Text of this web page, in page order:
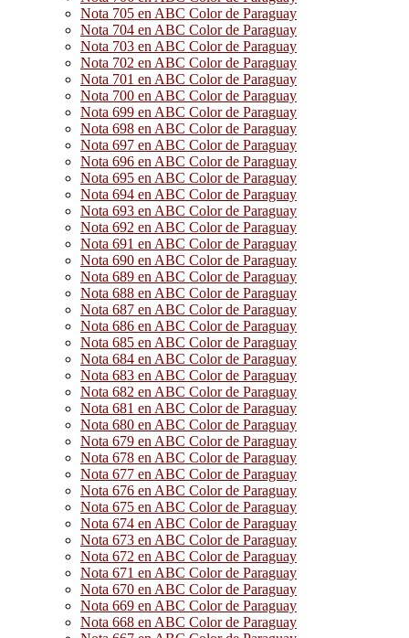
Nota 705 en ABC Color de Paraguay
Nota 704 en ABC Color de Paraguay
Nota 703 en ABC Color de Paraguay
Nota 702 en ABC Color de Paraguay
Nota 701 en ABC Color de Paraguay
Nota 700 en ABC Color de Paraguay
Nota 699 en ABC Color de Paraguay
Nota 698 en ABC Color de Paraguay
Nota 697 en ABC Color de Paraguay
Nota 696 en ABC Color de Paraguay
Nota 695 en ABC Color de Paraguay
Nota 694 en ABC Color de Paraguay
Nota 693 en ABC Color de Paraguay
Nota 692 en ABC Color de Paraguay
Nota 691 en ABC Color de Paraguay
Nota 690 en ABC Color de Paraguay
Nota 689 en ABC Color de Paraguay
Nota 688 en ABC Color de Paraguay
Nota 687 en ABC Color de Paraguay
Nota 686 en ABC Color de Paraguay
Nota 685 en ABC Color de Paraguay
Nota 684 en ABC Color de Paraguay
Nota 683 en ABC Color de Paraguay
Nota 682 en ABC Color de Paraguay
Nota 681 en ABC Color de Paraguay
Nota 680 en ABC Color de Paraguay
Nota 679 en ABC Color de Paraguay
Nota 678 en ABC Color de Paraguay
Nota 677 en ABC Color de Paraguay
Nota 676 en ABC Color de Paraguay
Nota 675 en ABC Color de Paraguay
Nota 674 en ABC Color de Paraguay
Nota 673 en ABC Color de Paraguay
Nota 672 en ABC Color de Paraguay
Nota 671 en ABC Color de Paraguay
Nota 670 en ABC Color de Paraguay
Nota 669 en ABC Color de Paraguay
Nota 668 en ABC Color de Paraguay